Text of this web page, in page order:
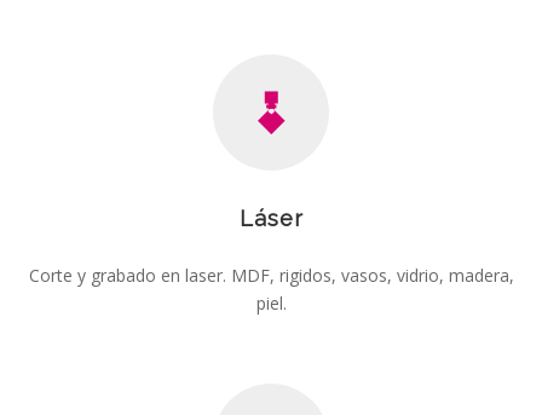
Láser
Corte y grabado en laser. MDF, rigidos, vasos, vidrio, madera,
piel.